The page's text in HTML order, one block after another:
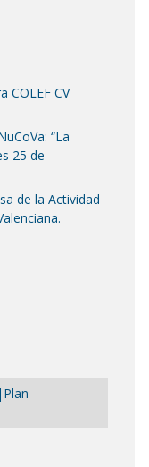
COLEF CV
“La
25 de
de la Actividad